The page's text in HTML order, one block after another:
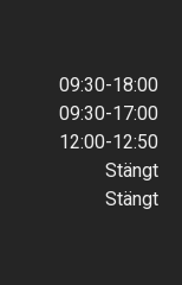
09:30-18:00
09:30-17:00
12:00-12:50
Stängt
Stängt